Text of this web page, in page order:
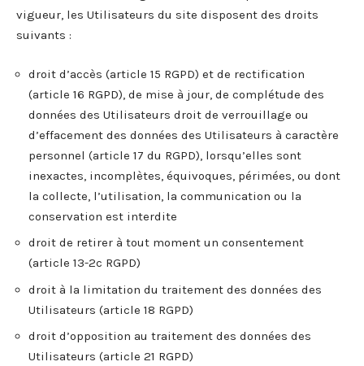
vigueur, les Utilisateurs du site disposent des droits
suivants :
droit d’accès (article 15 RGPD) et de rectification
(article 16 RGPD), de mise à jour, de complétude des
données des Utilisateurs droit de verrouillage ou
d’effacement des données des Utilisateurs à caractère
personnel (article 17 du RGPD), lorsqu’elles sont
inexactes, incomplètes, équivoques, périmées, ou dont
la collecte, l’utilisation, la communication ou la
conservation est interdite
droit de retirer à tout moment un consentement
(article 13-2c RGPD)
droit à la limitation du traitement des données des
Utilisateurs (article 18 RGPD)
droit d’opposition au traitement des données des
Utilisateurs (article 21 RGPD)